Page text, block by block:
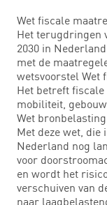
Wet fiscale
Het terugdringen
2030 in
met de
wetsvoorstel Wet
Het betreft
mobiliteit,
Wet bronbelasting
Met deze wet, die
Nederland nog
voor
en wordt het
verschuiven van
naar